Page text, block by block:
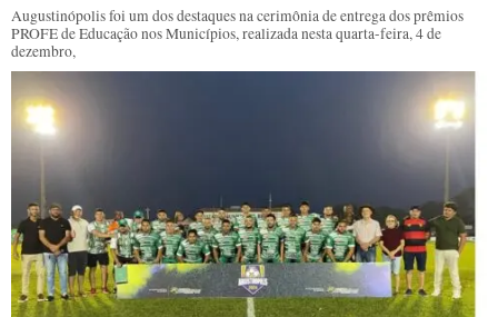
Augustinópolis foi um dos destaques na cerimônia de entrega dos prêmios
PROFE de Educação nos Municípios, realizada nesta quarta-feira, 4 de
dezembro,